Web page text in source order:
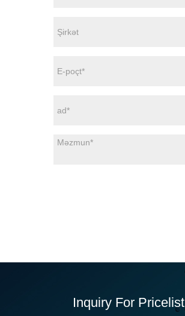
Inquiry For Pricelist